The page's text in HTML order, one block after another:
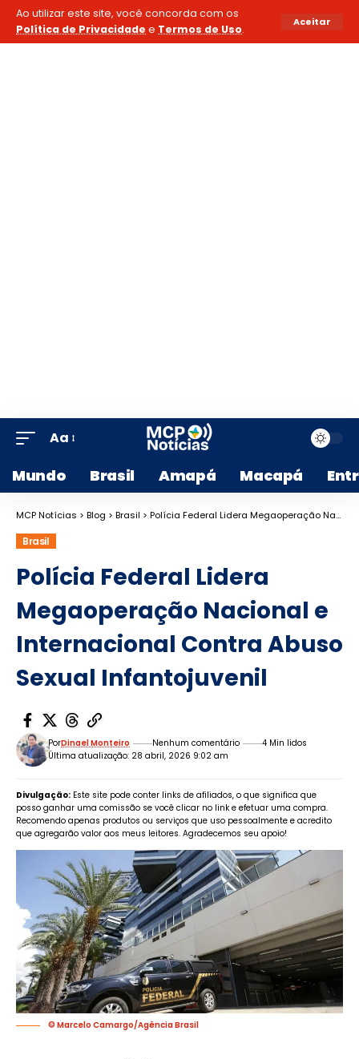
Ao utilizar este site, você concorda com os
Política de Privacidade e Termos de Uso.
Aceitar
Aa
Mundo Brasil Amapá Macapá
MCP Notícias > Blog > Brasil > Polícia Federal Lidera Megaoperação Nacional e Internacional Contra Abuso Sexual Infantojuvenil
Brasil
Polícia Federal Lidera
Megaoperação Nacional e
Internacional Contra Abuso
Sexual Infantojuvenil
Última atualização: 28 abril, 2026 9:02 am
PorDinael Monteiro Nenhum comentário 4 Min lidos
Divulgação: Este site pode conter links de afiliados, o que significa que
posso ganhar uma comissão se você clicar no link e efetuar uma compra.
Recomendo apenas produtos ou serviços que uso pessoalmente e acredito
que agregarão valor aos meus leitores. Agradecemos seu apoio!
© Marcelo Camargo/Agência Brasil